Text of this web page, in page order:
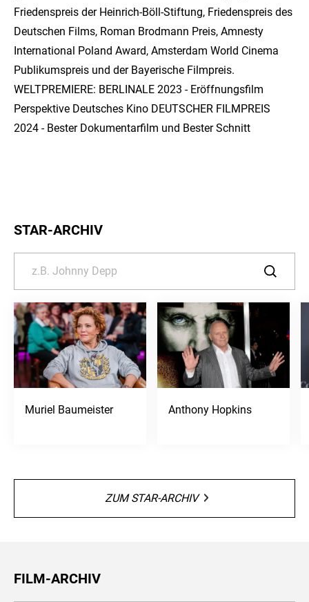
Friedenspreis der Heinrich-Böll-Stiftung, Friedenspreis des
Deutschen Films, Roman Brodmann Preis, Amnesty
International Poland Award, Amsterdam World Cinema
Publikumspreis und der Bayerische Filmpreis.
WELTPREMIERE: BERLINALE 2023 - Eröffnungsfilm
Perspektive Deutsches Kino DEUTSCHER FILMPREIS
2024 - Bester Dokumentarfilm und Bester Schnitt
STAR-ARCHIV
Muriel Baumeister Anthony Hopkins
ZUM STAR-ARCHIV
FILM-ARCHIV